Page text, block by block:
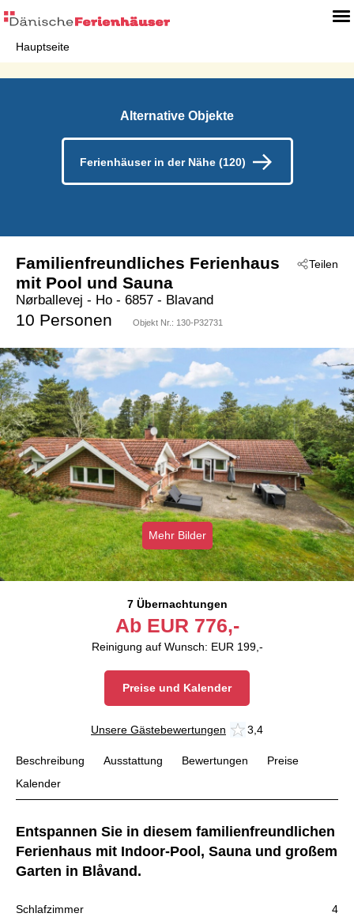
Hauptseite
Alternative Objekte
Ferienhäuser in der Nähe (120)
Teilen
Familienfreundliches Ferienhaus
mit Pool und Sauna
Nørballevej - Ho - 6857 - Blavand
10 Personen Objekt Nr.: 130-P32731
Mehr Bilder
7 Übernachtungen
Ab EUR 776,-
Reinigung auf Wunsch: EUR 199,-
Preise und Kalender
Unsere Gästebewertungen 3,4
Beschreibung Ausstattung Bewertungen
Preise
Kalender
Entspannen Sie in diesem familienfreundlichen
Ferienhaus mit Indoor-Pool, Sauna und großem
Garten in Blåvand.
Schlafzimmer
4